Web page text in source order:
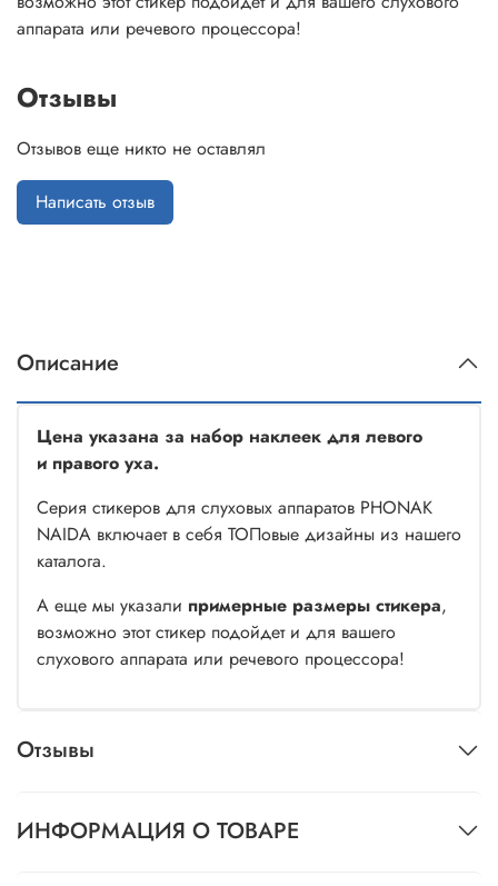
аппарата или речевого процессора!
Отзывы
Отзывов еще никто не оставлял
Написать отзыв
Описание
Цена указана за набор наклеек для левого
и правого уха.
Серия стикеров для слуховых аппаратов PHONAK
NAIDA включает в себя ТОПовые дизайны из нашего
каталога.
А еще мы указали примерные размеры стикера,
возможно этот стикер подойдет и для вашего
слухового аппарата или речевого процессора!
Отзывы
ИНФОРМАЦИЯ О ТОВАРЕ